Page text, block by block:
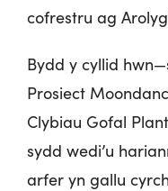
cofrestru ag
Bydd y cyllid
Prosiect
Clybiau Gofal
sydd wedi’u
arfer yn gallu